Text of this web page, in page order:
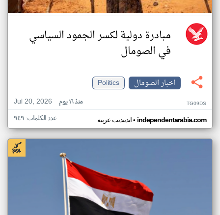
مبادرة دولية لكسر الجمود السياسي
في الصومال
اخبار الصومال
Politics
Jul 20, 2026
منذ ١٦ يوم TG09DS
اندبندنت عربية• independentarabia.com عدد الكلمات: ٩٤٩